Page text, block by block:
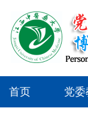
首页 党